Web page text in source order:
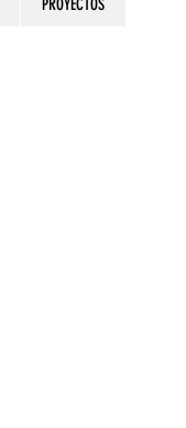
PROYECTOS